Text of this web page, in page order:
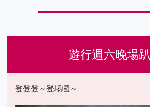
遊行週六晚場趴
登登登～登場囉～